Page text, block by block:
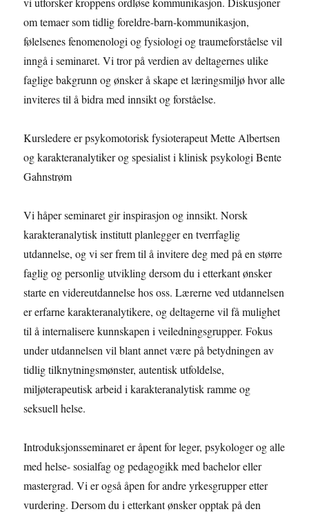
om temaer som tidlig foreldre-barn-kommunikasjon,
følelsenes fenomenologi og fysiologi og traumeforståelse vil
inngå i seminaret. Vi tror på verdien av deltagernes ulike
faglige bakgrunn og ønsker å skape et læringsmiljø hvor alle
inviteres til å bidra med innsikt og forståelse.
Kursledere er psykomotorisk fysioterapeut Mette Albertsen
og karakteranalytiker og spesialist i klinisk psykologi Bente
Gahnstrøm
Vi håper seminaret gir inspirasjon og innsikt. Norsk
karakteranalytisk institutt planlegger en tverrfaglig
utdannelse, og vi ser frem til å invitere deg med på en større
faglig og personlig utvikling dersom du i etterkant ønsker
starte en videreutdannelse hos oss. Lærerne ved utdannelsen
er erfarne karakteranalytikere, og deltagerne vil få mulighet
til å internalisere kunnskapen i veiledningsgrupper. Fokus
under utdannelsen vil blant annet være på betydningen av
tidlig tilknytningsmønster, autentisk utfoldelse,
miljøterapeutisk arbeid i karakteranalytisk ramme og
seksuell helse.
Introduksjonsseminaret er åpent for leger, psykologer og alle
med helse- sosialfag og pedagogikk med bachelor eller
mastergrad. Vi er også åpen for andre yrkesgrupper etter
vurdering. Dersom du i etterkant ønsker opptak på den